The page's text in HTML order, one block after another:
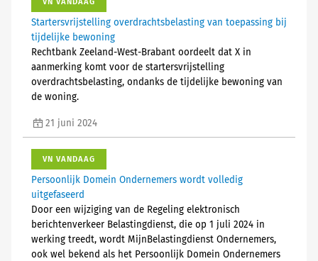
Startersvrijstelling overdrachtsbelasting van toepassing bij
tijdelijke bewoning
Rechtbank Zeeland-West-Brabant oordeelt dat X in
aanmerking komt voor de startersvrijstelling
overdrachtsbelasting, ondanks de tijdelijke bewoning van
de woning.
21 juni 2024
VN VANDAAG
Persoonlijk Domein Ondernemers wordt volledig
uitgefaseerd
Door een wijziging van de Regeling elektronisch
berichtenverkeer Belastingdienst, die op 1 juli 2024 in
werking treedt, wordt MijnBelastingdienst Ondernemers,
ook wel bekend als het Persoonlijk Domein Ondernemers